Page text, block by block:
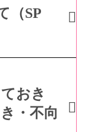
（SP
おき
・不向